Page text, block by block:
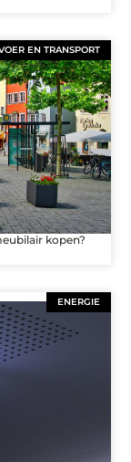
EN TRANSPORT
kopen?
ENERGIE